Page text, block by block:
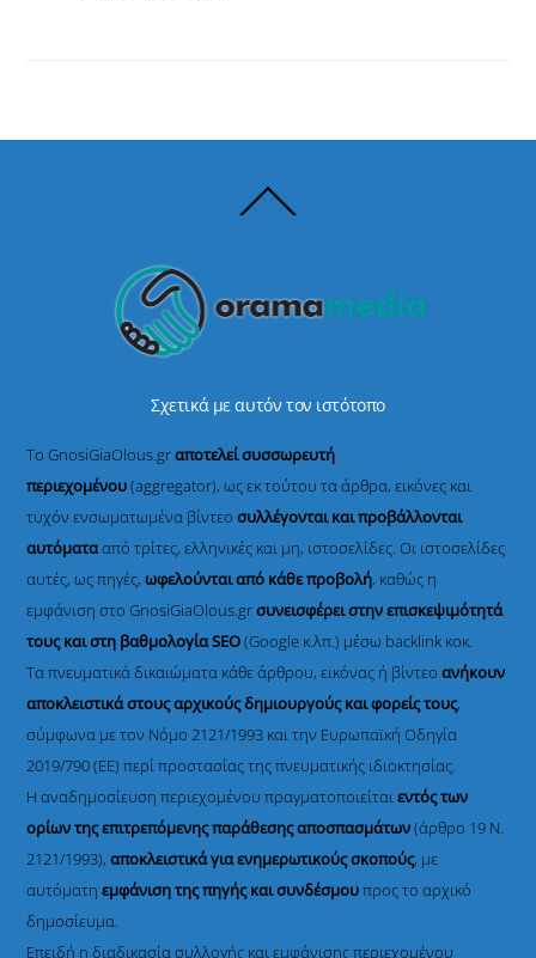
To
Σχετικά με αυτόν τον ιστότοπο
Το GnosiGiaOlous.grαποτελεί συσσωρευτή
περιεχομένου(aggregator), ως εκ τούτου τα άρθρα, εικόνες και
τυχόν ενσωματωμένα βίντεοσυλλέγονται και προβάλλονται
αυτόματααπό τρίτες, ελληνικές και μη, ιστοσελίδες. Οι ιστοσελίδες
αυτές, ως πηγές,ωφελούνται από κάθε προβολή, καθώς η
εμφάνιση στο GnosiGiaOlous.grσυνεισφέρει στην επισκεψιμότητά
τους και στη βαθμολογία SEO(Google κ.λπ.) μέσω backlink κοκ.
Τα πνευματικά δικαιώματα κάθε άρθρου, εικόνας ή βίντεοανήκουν
αποκλειστικά στους αρχικούς δημιουργούς και φορείς τους,
σύμφωνα με τον Νόμο 2121/1993 και την Ευρωπαϊκή Οδηγία
2019/790 (ΕΕ) περί προστασίας της πνευματικής ιδιοκτησίας.
Η αναδημοσίευση περιεχομένου πραγματοποιείταιεντός των
ορίων της επιτρεπόμενης παράθεσης αποσπασμάτων(άρθρο 19 Ν.
2121/1993), αποκλειστικά για ενημερωτικούς σκοπούς, με
αυτόματηεμφάνιση της πηγής και συνδέσμουπρος το αρχικό
δημοσίευμα.
Επειδή η διαδικασία συλλογής και εμφάνισης περιεχομένου